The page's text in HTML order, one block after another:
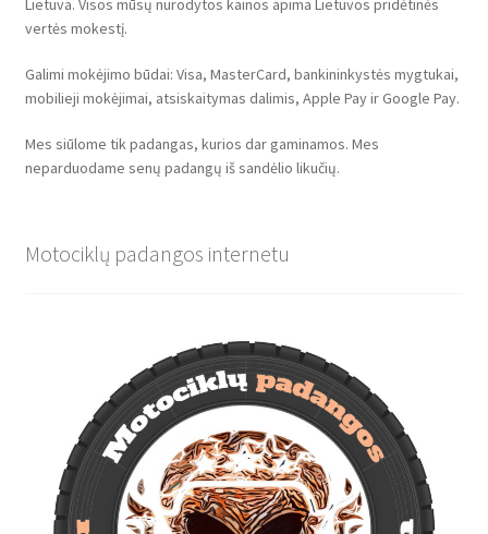
Lietuva. Visos mūsų nurodytos kainos apima Lietuvos pridėtinės
vertės mokestį.
Galimi mokėjimo būdai: Visa, MasterCard, bankininkystės mygtukai,
mobilieji mokėjimai, atsiskaitymas dalimis, Apple Pay ir Google Pay.
Mes siūlome tik padangas, kurios dar gaminamos. Mes
neparduodame senų padangų iš sandėlio likučių.
Motociklų padangos internetu